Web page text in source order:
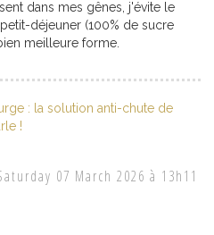
dans mes gênes, j'évite le
déjeuner (100% de sucre
meilleure forme.
: la solution anti-chute de
!
07 March 2026 à 13h11